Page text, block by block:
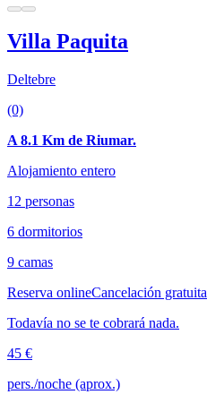
Villa Paquita
Deltebre
(0)
A 8.1 Km de Riumar.
Alojamiento entero
12 personas
6 dormitorios
9 camas
Reserva onlineCancelación gratuita
Todavía no se te cobrará nada.
45 €
pers./noche (aprox.)